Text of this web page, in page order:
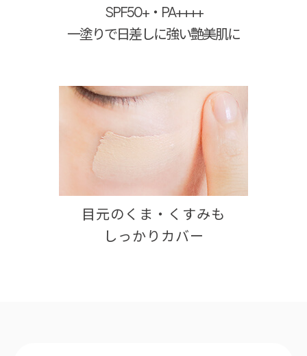
SPF50+・PA++++
一塗りで日差しに強い艶美肌に
目元のくま・くすみも
しっかりカバー